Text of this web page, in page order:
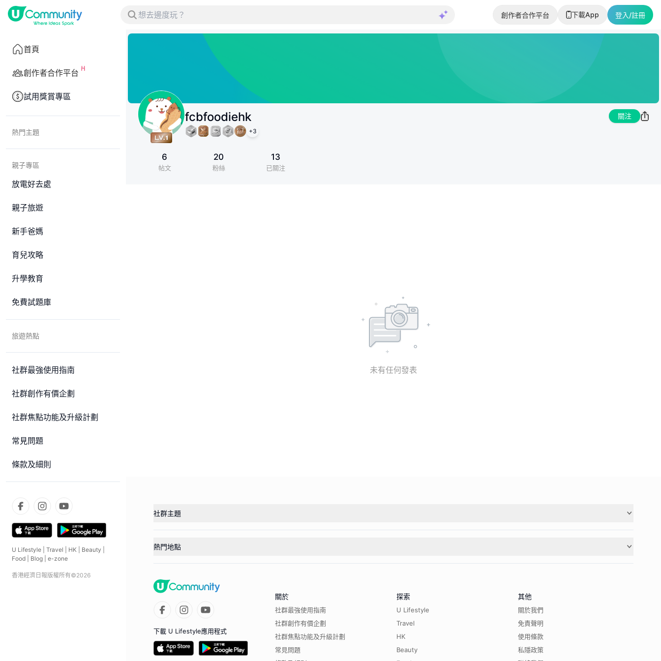
創作者合作平台 下載App 登入/註冊
首頁
創作者合作平台
試用獎賞專區
熱門主題
親子專區
放電好去處
親子旅遊
新手爸媽
育兒攻略
升學教育
免費試題庫
旅遊熱點
社群最強使用指南
社群創作有價企劃
社群焦點功能及升級計劃
常見問題
條款及細則
U Lifestyle Travel HK Beauty
Food
Blog e-zone
香港經濟日報版權所有©2026
fcbfoodiehk
+3
關注
6
帖文
20
粉絲
13
已關注
未有任何發表
社群主題
熱門地點
下載 U Lifestyle應用程式
關於
社群最強使用指南
社群創作有價企劃
社群焦點功能及升級計劃
常見問題
探索
U Lifestyle
Travel
HK
Beauty
其他
關於我們
免責聲明
使用條款
私隱政策